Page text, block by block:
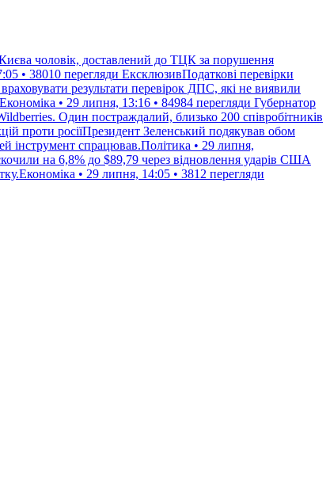
чоловік, доставлений до ТЦК за порушення
• 38010 перегляди ЕксклюзивПодаткові перевірки
результати перевірок ДПС, які не виявили
• 29 липня, 13:16 • 84984 перегляди Губернатор
Один постраждалий, близько 200 співробітників
проти росіїПрезидент Зеленський подякував обом
інструмент спрацював.Політика • 29 липня,
на 6,8% до $89,79 через відновлення ударів США
• 29 липня, 14:05 • 3812 перегляди